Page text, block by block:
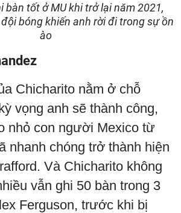
bàn tốt ở MU khi trở lại năm 2021,
bóng khiến anh rời đi trong sự ồn
ào
Chicharito nằm ở chỗ
vọng anh sẽ thành công,
nhỏ con người Mexico từ
nhanh chóng trở thành hiện
Và Chicharito không
vẫn ghi 50 bàn trong 3
Ferguson, trước khi bị